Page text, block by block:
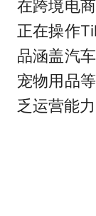
在跨境电
正在操作
品涵盖汽
宠物用品
乏运营能力